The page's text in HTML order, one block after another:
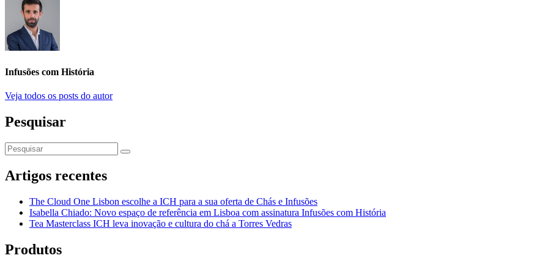
Infusões com História
Veja todos os posts do autor
Pesquisar
Artigos recentes
The Cloud One Lisbon escolhe a ICH para a sua oferta de Chás e Infusões
Isabella Chiado: Novo espaço de referência em Lisboa com assinatura Infusões com História
Tea Masterclass ICH leva inovação e cultura do chá a Torres Vedras
Produtos